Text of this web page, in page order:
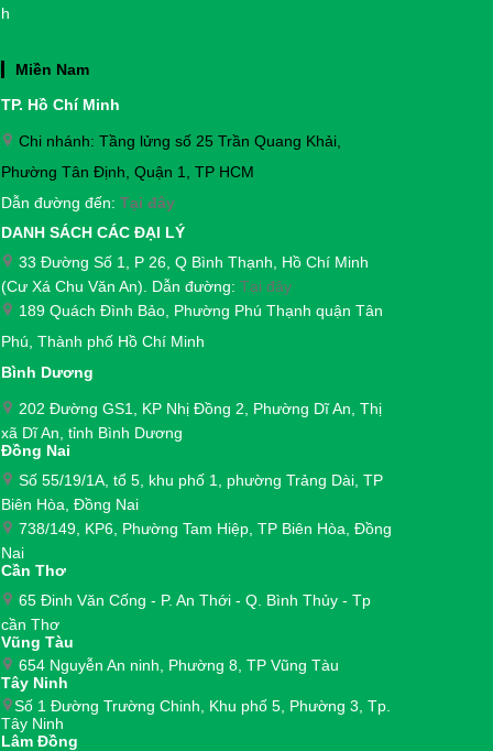
Miền Nam
TP. Hồ Chí Minh
Chi nhánh: Tầng lửng số 25 Trần Quang Khải,
Phường Tân Định, Quận 1, TP HCM
Dẫn đường đến: Tại đây
DANH SÁCH CÁC ĐẠI LÝ
33 Đường Số 1, P 26, Q Bình Thạnh, Hồ Chí Minh
(Cư Xá Chu Văn An). Dẫn đường: Tại đây
189 Quách Đình Bảo, Phường Phú Thạnh quận Tân
Phú, Thành phố Hồ Chí Minh
Bình Dương
202 Đường GS1, KP Nhị Đồng 2, Phường Dĩ An, Thị
xã Dĩ An, tỉnh Bình Dương
Đồng Nai
Số 55/19/1A, tổ 5, khu phố 1, phường Trảng Dài, TP
Biên Hòa, Đồng Nai
738/149, KP6, Phường Tam Hiệp, TP Biên Hòa, Đồng
Nai
Cần Thơ
65 Đinh Văn Cống - P. An Thới - Q. Bình Thủy - Tp
cần Thơ
Vũng Tàu
654 Nguyễn An ninh, Phường 8, TP Vũng Tàu
Tây Ninh
Số 1 Đường Trường Chinh, Khu phố 5, Phường 3, Tp.
Tây Ninh
Lâm Đồng